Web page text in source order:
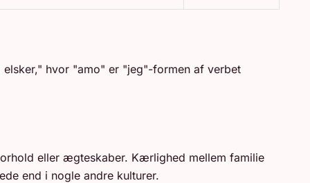
hvor "amo" er "jeg"-formen af verbet
eller ægteskaber. Kærlighed mellem familie
end i nogle andre kulturer.